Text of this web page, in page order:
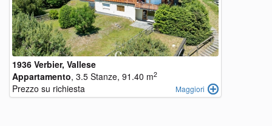
1936 Verbier, Vallese
Appartamento, 3.5 Stanze, 91.40 m2
Prezzo su richiesta Maggiori